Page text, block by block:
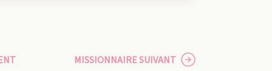
MISSIONNAIRE SUIVANT